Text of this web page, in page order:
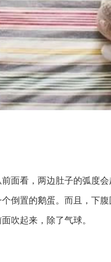
看，两边肚子的弧度会
倒置的鹅蛋。而且，下
吹起来，除了气球。